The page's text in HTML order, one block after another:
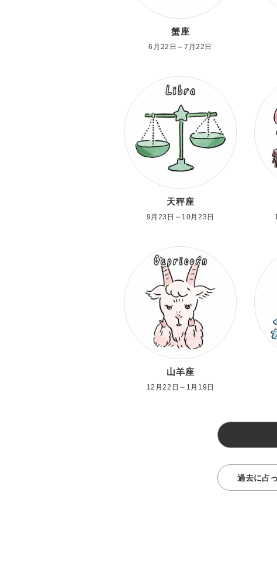
蟹座
6月22日～7月22日
天秤座
9月23日～10月23日
山羊座
12月22日～1月19日
過去に占